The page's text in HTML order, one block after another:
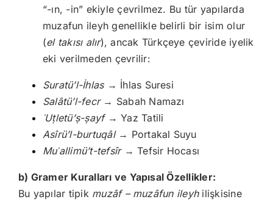
“-ın, -in” ekiyle çevrilmez. Bu tür yapılarda
muzafun ileyh genellikle belirli bir isim olur
(el takısı alır), ancak Türkçeye çeviride iyelik
eki verilmeden çevrilir:
Suratü’l-İhlas→ İhlas Suresi
Salâtü’l-fecr→ Sabah Namazı
ʿUṭletü’ṣ-ṣayf→ Yaz Tatili
Asîrü’l-burtuqâl→ Portakal Suyu
Muʿallimü’t-tefsîr→ Tefsir Hocası
b) Gramer Kuralları ve Yapısal Özellikler:
Bu yapılar tipik muzâf – muzâfun ileyhilişkisine